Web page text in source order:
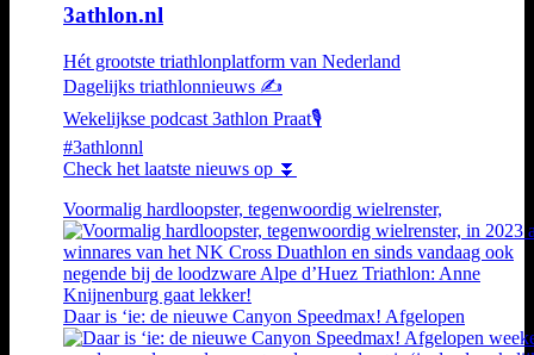
3athlon.nl
Hét grootste triathlonplatform van Nederland
Dagelijks triathlonnieuws ✍️
Wekelijkse podcast 3athlon Praat🎙️
#3athlonnl
Check het laatste nieuws op ⏬
Voormalig hardloopster, tegenwoordig wielrenster,
Daar is ‘ie: de nieuwe Canyon Speedmax! Afgelopen